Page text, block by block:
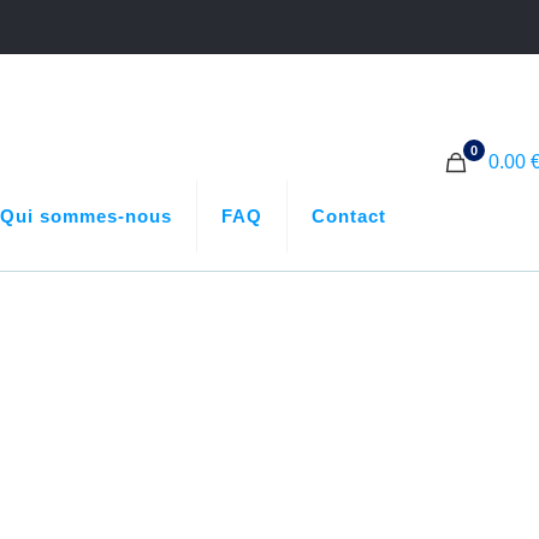
Qui sommes-nous FAQ Contact
0
0.00